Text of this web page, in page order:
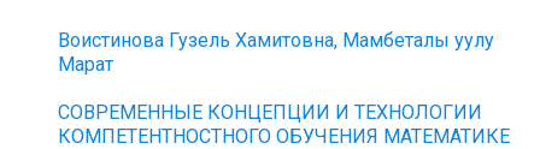
Воистинова Гузель Хамитовна, Мамбеталы уулу
Марат
СОВРЕМЕННЫЕ КОНЦЕПЦИИ И ТЕХНОЛОГИИ
КОМПЕТЕНТНОСТНОГО ОБУЧЕНИЯ МАТЕМАТИКЕ